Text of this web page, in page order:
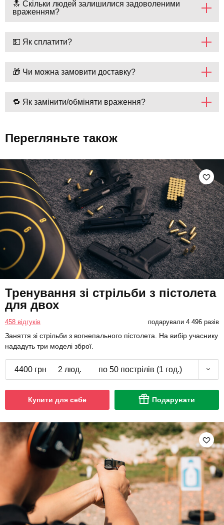
🔝 Скільки людей залишилися задоволеними
враженням?
💵 Як сплатити?
🎁 Чи можна замовити доставку?
🔁 Як замінити/обміняти враження?
Перегляньте також
Тренування зі стрільби з пістолета
для двох
458 відгуків подарували 4 496 разів
Заняття зі стрільби з вогнепального пістолета. На вибір учаснику
нададуть три моделі зброї.
4400 грн 2 люд. по 50 пострілів (1 год.)
Купити для себе Подарувати